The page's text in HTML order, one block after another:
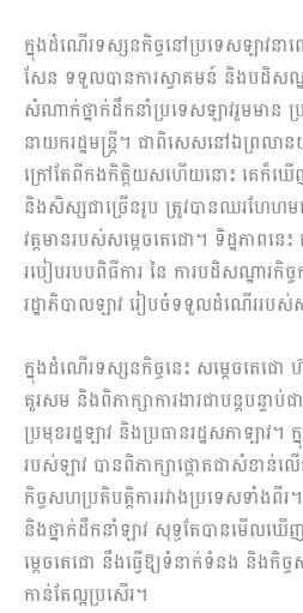
ក្នុងដំណើរទស្សនកិច្ចនៅប្រទេសឡាវនា
សែន ទទួលបាន​ការស្វាគមន៍ និងបដិសណ្
សំណាក់ថ្នាក់ដឹកនាំ​ប្រទេស​ឡាវ​រួម​មាន ប្
នាយករដ្ឋមន្ត្រី។ ជាពិសេសនៅឯព្រលាន
ក្រៅតែពីកងកិត្តិយសហើយនោះ គេក៏ឃើញម
និងសិស្សជាច្រើនរូប ត្រូវបានឈរហែហ
វត្តមានរបស់សម្តេចតេជោ។ ទិដ្ឋភាពនេ
របៀបរបបពិធីការ នៃ ការ​បដិសណ្ឋារកិ
រដ្ឋាភិបាលឡាវ រៀបចំទទួលដំណើរ​របស់​
ក្នុងដំណើរទស្សនកិច្ចនេះ សម្តេចតេជ
គួរសម និងពិភាក្សាការងារជាបន្តបន្ទាប់
ប្រមុខរដ្ឋឡាវ និងប្រធាន​រដ្ឋសភាឡាវ
របស់ឡាវ បានពិភាក្សាផ្តោតជាសំខាន់​
កិច្ចសហប្រតិបត្តិការរវាងប្រទេសទាំងពី
និងថ្នាក់ដឹកនាំឡាវ សុទ្ធតែបានមើល
ម្តេចតេជោ នឹងធ្វើឱ្យទំនាក់ទំនង និងកិច្ច
កាន់តែ​ល្អ​ប្រសើរ។